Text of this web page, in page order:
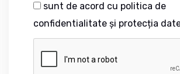
sunt de acord cu politica de
confidentialitate și protecția